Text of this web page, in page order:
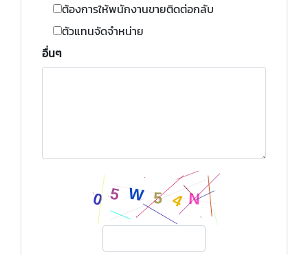
ต้องการให้พนักงานขายติดต่อกลับ
ตัวแทนจัดจำหน่าย
อื่นๆ